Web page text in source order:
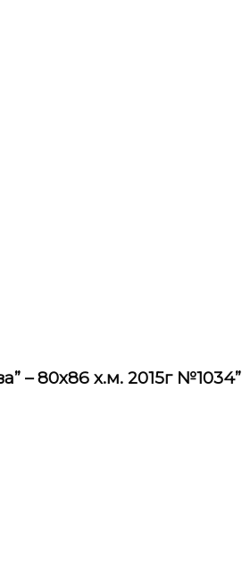
– 80х86 х.м. 2015г №1034”